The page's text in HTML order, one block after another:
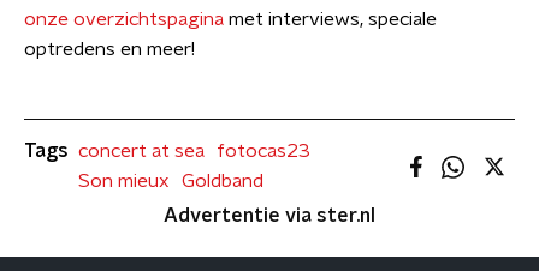
onze overzichtspagina met interviews, speciale
optredens en meer!
Tags concert at sea
fotocas23
Son mieux
Goldband
Advertentie via ster.nl